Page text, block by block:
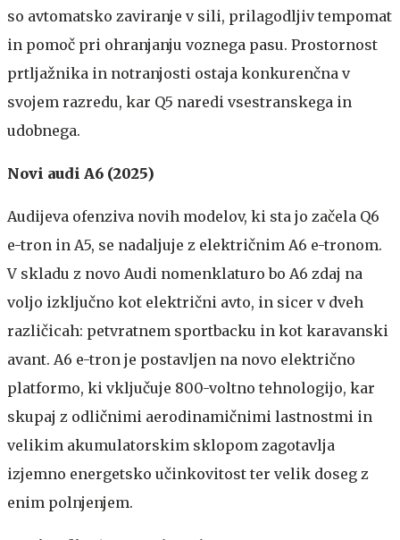
so avtomatsko zaviranje v sili, prilagodljiv tempomat
in pomoč pri ohranjanju voznega pasu. Prostornost
prtljažnika in notranjosti ostaja konkurenčna v
svojem razredu, kar Q5 naredi vsestranskega in
udobnega.
Novi audi A6 (2025)
Audijeva ofenziva novih modelov, ki sta jo začela Q6
e-tron in A5, se nadaljuje z električnim A6 e-tronom.
V skladu z novo Audi nomenklaturo bo A6 zdaj na
voljo izključno kot električni avto, in sicer v dveh
različicah: petvratnem sportbacku in kot karavanski
avant. A6 e-tron je postavljen na novo električno
platformo, ki vključuje 800-voltno tehnologijo, kar
skupaj z odličnimi aerodinamičnimi lastnostmi in
velikim akumulatorskim sklopom zagotavlja
izjemno energetsko učinkovitost ter velik doseg z
enim polnjenjem.